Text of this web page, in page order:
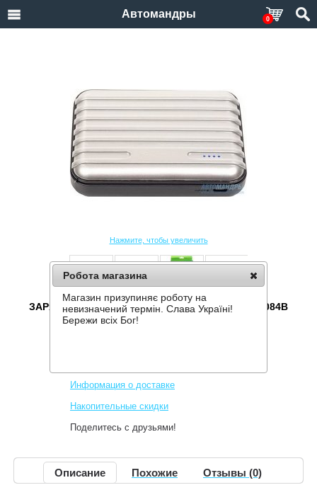
Автомандры 0
Нажмите, чтобы увеличить
ЗАРЯДНОЕ УСТРОЙСТВО POWERPLANT PPLA9084B
Информация о доставке
Накопительные скидки
Поделитесь с друзьями!
Описание Похожие Отзывы (0)
Робота магазина
Магазин призупиняє роботу на
невизначений термін. Слава Україні!
Бережи всіх Бог!